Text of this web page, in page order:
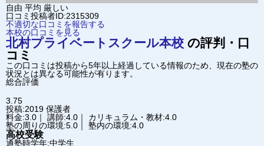
自由 平均 厳しい
口コミ投稿者ID:2315309
不適切な口コミを報告する
本校の口コミを見る
北村プライベートスクール本校 の評判・口
コミ
この口コミは投稿から5年以上経過している情報のため、現在の塾の
状況とは異なる可能性が有ります。
総合評価
3.75
投稿:2019 保護者
料金:3.0｜ 講師:4.0｜ カリキュラム・教材:4.0
塾の周りの環境:5.0｜ 塾内の環境:4.0
高校受験
通塾時学年:中学生